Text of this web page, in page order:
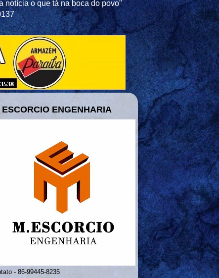
notícia o que tá na boca do povo"
ESCORCIO ENGENHARIA
- 86-99445-8235